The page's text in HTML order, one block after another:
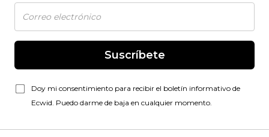
Suscríbete
Doy mi consentimiento para recibir el boletín informativo de
Ecwid. Puedo darme de baja en cualquier momento.